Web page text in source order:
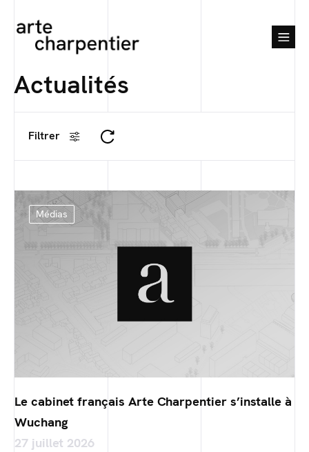
Actualités
Filtrer
Médias
Le cabinet français Arte Charpentier s’installe à
Wuchang
27 juillet 2026